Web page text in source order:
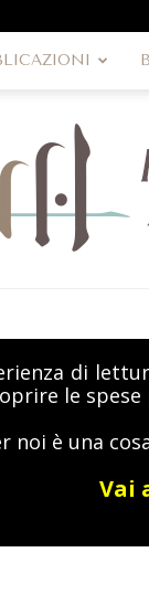
di
le spese
noi è una
Vai